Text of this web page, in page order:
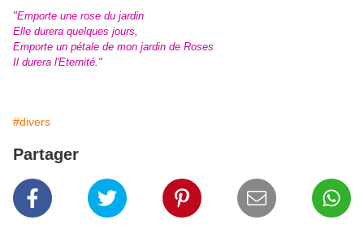
"Emporte une rose du jardin
Elle durera quelques jours,
Emporte un pétale de mon jardin de Roses
Il durera l'Eternité."
#divers
Partager